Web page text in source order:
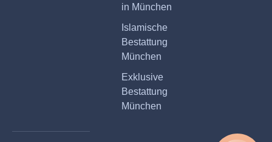
in München
Islamische
Bestattung
München
Exklusive
Bestattung
München